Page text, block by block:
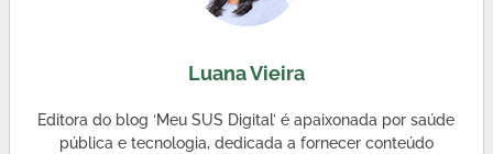
Luana Vieira
Editora do blog ‘Meu SUS Digital’ é apaixonada por saúde
pública e tecnologia, dedicada a fornecer conteúdo